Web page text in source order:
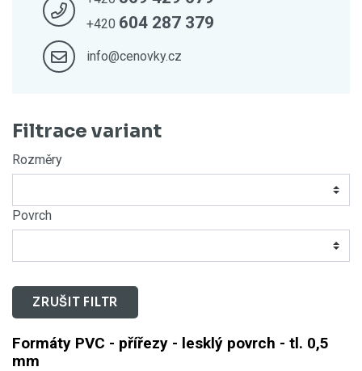
+420 604 287 379
info@cenovky.cz
Filtrace variant
Rozměry
Povrch
ZRUŠIT FILTR
Formáty PVC - přířezy - lesklý povrch - tl. 0,5
mm